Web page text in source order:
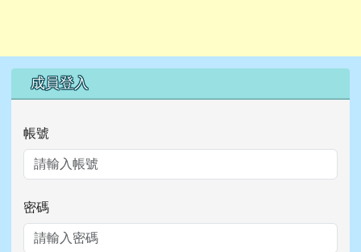
右邊區域內容
成員登入
帳號
密碼